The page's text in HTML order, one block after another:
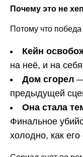
Почему это не
Потому что
Кейн
на неё, и на
Дом сгорел
предыдущей
Она стала
Финальное
холодно, как его